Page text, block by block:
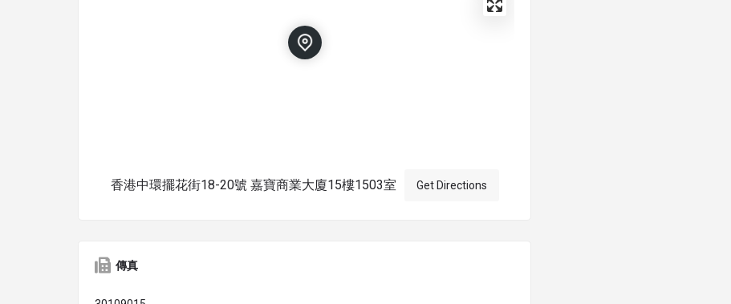
香港中環擺花街18-20號 嘉寶商業大廈15樓1503室 Get Directions
傳真